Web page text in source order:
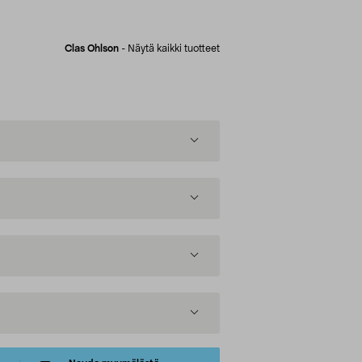
Clas Ohlson - Näytä kaikki tuotteet